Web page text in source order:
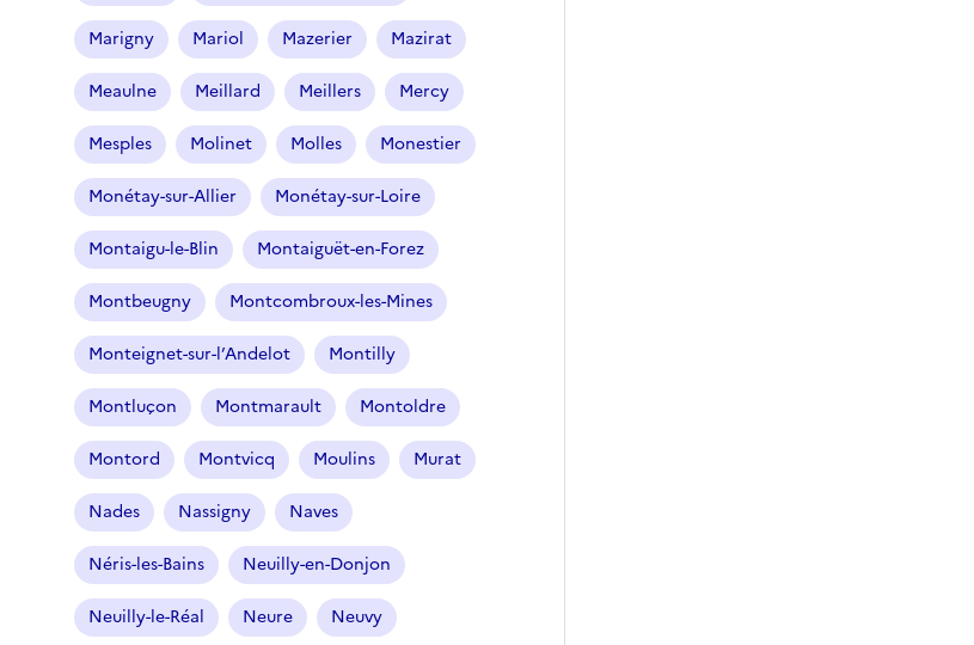
Marigny Mariol Mazerier Mazirat
Meaulne Meillard Meillers Mercy
Mesples Molinet Molles Monestier
Monétay-sur-Allier Monétay-sur-Loire
Montaigu-le-Blin Montaiguët-en-Forez
Montbeugny Montcombroux-les-Mines
Monteignet-sur-l’Andelot Montilly
Montluçon Montmarault Montoldre
Montord Montvicq Moulins Murat
Nades Nassigny Naves
Néris-les-Bains Neuilly-en-Donjon
Neuilly-le-Réal Neure Neuvy